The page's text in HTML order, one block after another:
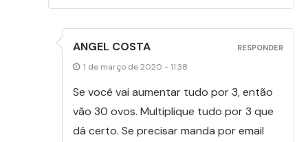
ANGEL COSTA
1 de março de 2020 - 11:38
Se você vai aumentar tudo por 3, então
vão 30 ovos. Multiplique tudo por 3 que
dá certo. Se precisar manda por email
RESPONDER